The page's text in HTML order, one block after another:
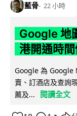
藍骨 22 小時
Google 地
港開通時
Google 為 Google
賣、訂酒店及查詢
薦及...
閱讀全文